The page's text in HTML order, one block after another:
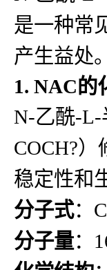
是一种常
产生益处
1. NAC的
N-乙酰-L-
COCH?
稳定性和
分子式：
分子量：